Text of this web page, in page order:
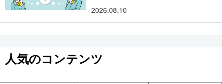
2026.08.10
人気のコンテンツ